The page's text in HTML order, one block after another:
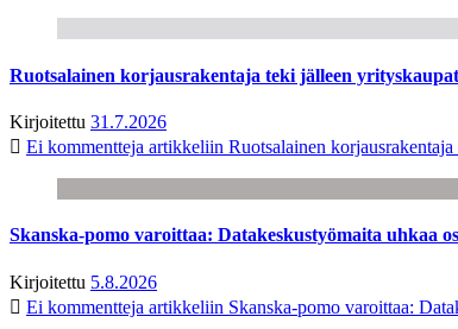
Ruotsalainen korjausrakentaja teki jälleen
Kirjoitettu 31.7.2026
Ei kommentteja artikkeliin Ruotsalainen
Skanska-pomo varoittaa: Datakeskustyömaita uhkaa
Kirjoitettu 5.8.2026
Ei kommentteja artikkeliin Skanska-pomo varoittaa: